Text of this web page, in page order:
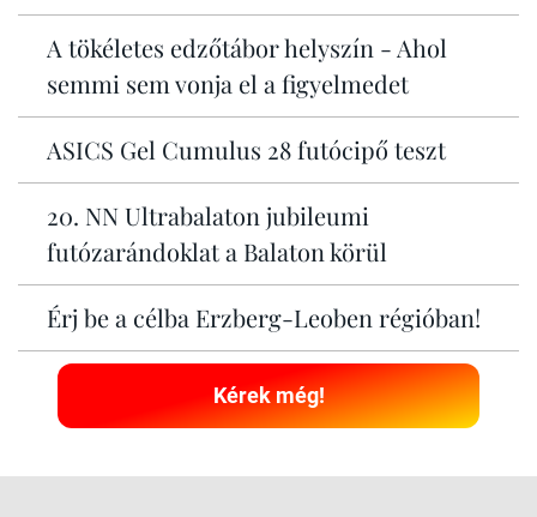
A tökéletes edzőtábor helyszín - Ahol
semmi sem vonja el a figyelmedet
ASICS Gel Cumulus 28 futócipő teszt
20. NN Ultrabalaton jubileumi
futózarándoklat a Balaton körül
Érj be a célba Erzberg-Leoben régióban!
Kérek még!